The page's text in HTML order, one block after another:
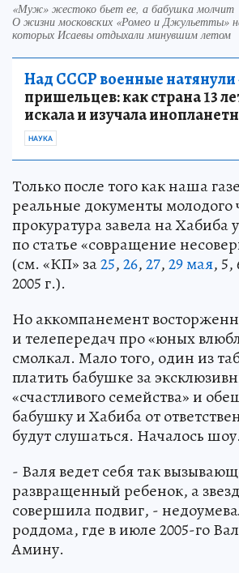
«Муж» жестоко бьет ее, а бабушка молчит
О жизни московских «Ромео и Джульетты»
которых Исаевы отдыхали минувшим летом
Над СССР военные натянули
пришельцев: как страна 13
искала и изучала
НАУКА
Только после того как наша
реальные документы молодого
прокуратура завела на Хабиба
по статье «cовращение
(см. «КП» за25,26,27,29 мая, 5,
2005 г.).
Но аккомпанемент
и телепередач про «юных
смолкал. Мало того, один из
платить бабушке за
«счастливого семейства» и
бабушку и Хабиба от
будут слушаться. Началось шоу.
- Валя ведет себя так
развращенный ребенок, а
совершила подвиг, -
роддома, где в июле 2005-го
Амину.